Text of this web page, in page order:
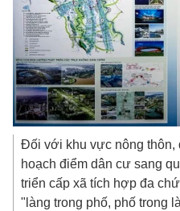
Đối với khu vực nông thôn,
hoạch điểm dân cư sang
triển cấp xã tích hợp đa
"làng trong phố, phố trong